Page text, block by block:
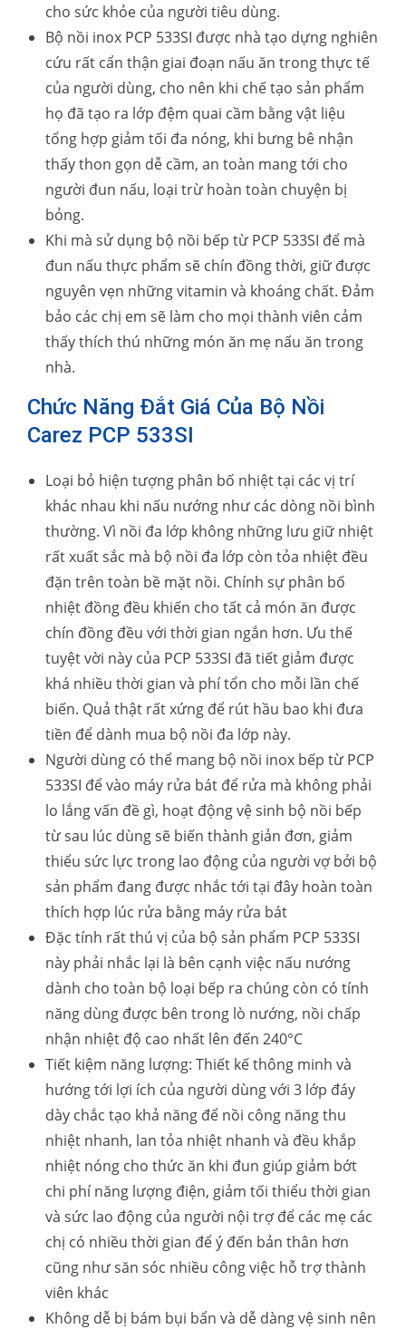
cho sức khỏe của người tiêu dùng.
Bộ nồi inox PCP 533SI được nhà tạo dựng nghiên
cứu rất cẩn thận giai đoạn nấu ăn trong thực tế
của người dùng, cho nên khi chế tạo sản phẩm
họ đã tạo ra lớp đệm quai cầm bằng vật liệu
tổng hợp giảm tối đa nóng, khi bưng bê nhận
thấy thon gọn dễ cầm, an toàn mang tới cho
người đun nấu, loại trừ hoàn toàn chuyện bị
bỏng.
Khi mà sử dụng bộ nồi bếp từ PCP 533SI để mà
đun nấu thực phẩm sẽ chín đồng thời, giữ được
nguyên vẹn những vitamin và khoáng chất. Đảm
bảo các chị em sẽ làm cho mọi thành viên cảm
thấy thích thú những món ăn mẹ nấu ăn trong
nhà.
Chức Năng Đắt Giá Của Bộ Nồi
Carez PCP 533SI
Loại bỏ hiện tượng phân bố nhiệt tại các vị trí
khác nhau khi nấu nướng như các dòng nồi bình
thường. Vì nồi đa lớp không những lưu giữ nhiệt
rất xuất sắc mà bộ nồi đa lớp còn tỏa nhiệt đều
đặn trên toàn bề mặt nồi. Chính sự phân bố
nhiệt đồng đều khiến cho tất cả món ăn được
chín đồng đều với thời gian ngắn hơn. Ưu thế
tuyệt vời này của PCP 533SI đã tiết giảm được
khá nhiều thời gian và phí tổn cho mỗi lần chế
biến. Quả thật rất xứng để rút hầu bao khi đưa
tiền để dành mua bộ nồi đa lớp này.
Người dùng có thể mang bộ nồi inox bếp từ PCP
533SI để vào máy rửa bát để rửa mà không phải
lo lắng vấn đề gì, hoạt động vệ sinh bộ nồi bếp
từ sau lúc dùng sẽ biến thành giản đơn, giảm
thiểu sức lực trong lao động của người vợ bởi bộ
sản phẩm đang được nhắc tới tại đây hoàn toàn
thích hợp lúc rửa bằng máy rửa bát
Đặc tính rất thú vị của bộ sản phẩm PCP 533SI
này phải nhắc lại là bên cạnh việc nấu nướng
dành cho toàn bộ loại bếp ra chúng còn có tính
năng dùng được bên trong lò nướng, nồi chấp
nhận nhiệt độ cao nhất lên đến 240°C
Tiết kiệm năng lượng: Thiết kế thông minh và
hướng tới lợi ích của người dùng với 3 lớp đáy
dày chắc tạo khả năng để nồi công năng thu
nhiệt nhanh, lan tỏa nhiệt nhanh và đều khắp
nhiệt nóng cho thức ăn khi đun giúp giảm bớt
chi phí năng lượng điện, giảm tối thiểu thời gian
và sức lao động của người nội trợ để các mẹ các
chị có nhiều thời gian để ý đến bản thân hơn
cũng như săn sóc nhiều công việc hỗ trợ thành
viên khác
Không dễ bị bám bụi bẩn và dễ dàng vệ sinh nên